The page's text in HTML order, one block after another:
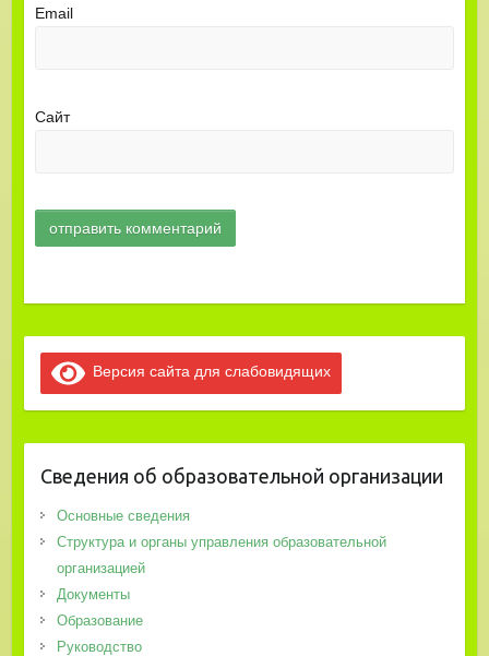
Email
Сайт
Версия сайта для слабовидящих
Сведения об образовательной организации
Основные сведения
Структура и органы управления образовательной
организацией
Документы
Образование
Руководство